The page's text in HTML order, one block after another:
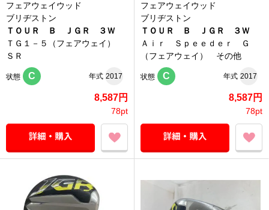
フェアウェイウッド
ブリヂストン
ＴＯＵＲ Ｂ ＪＧＲ ３Ｗ
ＴＧ１－５（フェアウェイ）
ＳＲ
状態 C 年式 2017
8,587円
78pt
フェアウェイウッド
ブリヂストン
ＴＯＵＲ Ｂ ＪＧＲ ３Ｗ
Ａｉｒ Ｓｐｅｅｄｅｒ Ｇ
（フェアウェイ） その他
状態 C 年式 2017
8,587円
78pt